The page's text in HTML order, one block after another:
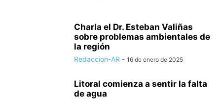
Charla el Dr. Esteban Valiñas
sobre problemas ambientales de
la región
Redaccion-AR - 16 de enero de 2025
Litoral comienza a sentir la falta
de agua